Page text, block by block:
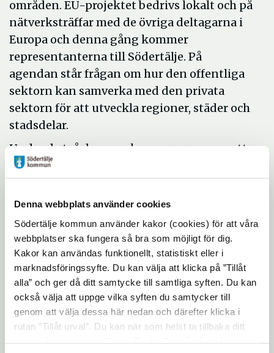
Denna webbplats använder cookies
Södertälje kommun använder kakor (cookies) för att våra
webbplatser ska fungera så bra som möjligt för dig.
Kakor kan användas funktionellt, statistiskt eller i
marknadsföringssyfte. Du kan välja att klicka på ”Tillåt
alla” och ger då ditt samtycke till samtliga syften. Du kan
också välja att uppge vilka syften du samtycker till
genom att välja dessa här nedan och därefter klicka i
rutan ”Tillåt urval”. Du kan när som helst ta tillbaka ditt
områden. EU-projektet bedrivs lokalt och på
nätverksträffar med de övriga deltagarna i
Europa och denna gång kommer
representanterna till Södertälje. På
agendan står frågan om hur den offentliga
sektorn kan samverka med den privata
sektorn för att utveckla regioner, städer och
stadsdelar.
Under de två dagarna kommer gruppen att
diskutera och berätta om sina erfarenheter
och det kommer även att anordnas en
studieresa till bland annat Ronna och
Hovsjö. Även kommunstyrelsens
ordförande Anders Lago (S) kommer att
delta genom att berätta om situationen i
Södertälje.
Representanter från media är välkomna.
Tid: torsdagen den 9 december kl 13.45